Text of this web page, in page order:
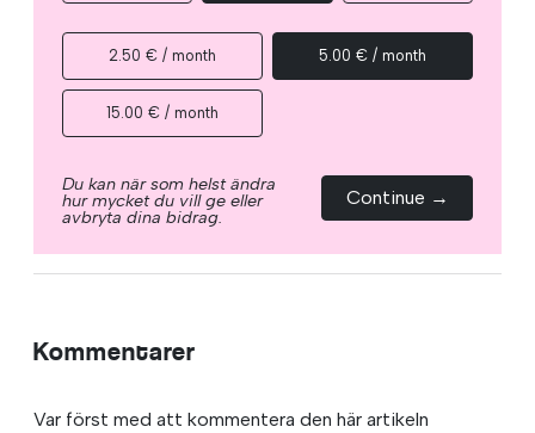
2.50 € / month 5.00 € / month
15.00 € / month
Du kan när som helst ändra
hur mycket du vill ge eller
avbryta dina bidrag.
Continue →
Kommentarer
Var först med att kommentera den här artikeln